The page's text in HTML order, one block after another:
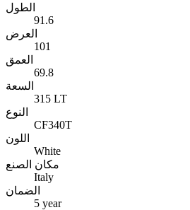
الطول
91.6
العرض
101
العمق
69.8
السعة
315 LT
النوع
CF340T
اللون
White
مكان الصنع
Italy
الضمان
5 year